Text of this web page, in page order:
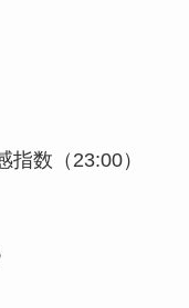
数（23:00）